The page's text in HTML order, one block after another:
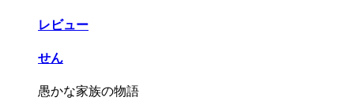
レビュー
せん
愚かな家族の物語